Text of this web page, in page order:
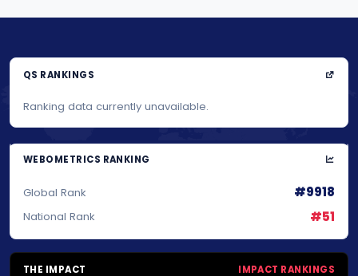
QS RANKINGS
Ranking data currently unavailable.
WEBOMETRICS RANKING
Global Rank #9918
National Rank #51
THE IMPACT IMPACT RANKINGS